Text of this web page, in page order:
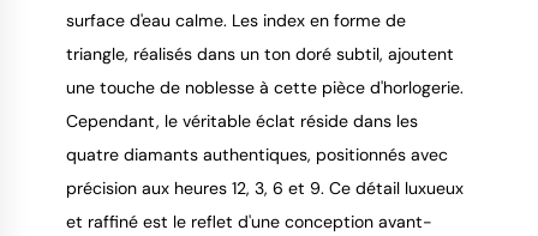
surface d'eau calme. Les index en forme de
triangle, réalisés dans un ton doré subtil, ajoutent
une touche de noblesse à cette pièce d'horlogerie.
Cependant, le véritable éclat réside dans les
quatre diamants authentiques, positionnés avec
précision aux heures 12, 3, 6 et 9. Ce détail luxueux
et raffiné est le reflet d'une conception avant-